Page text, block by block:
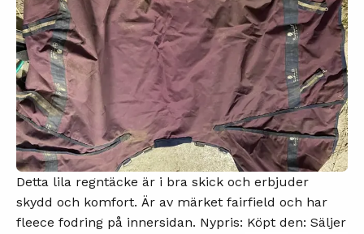
Detta lila regntäcke är i bra skick och erbjuder
skydd och komfort. Är av märket fairfield och har
fleece fodring på innersidan. Nypris: Köpt den: Säljer